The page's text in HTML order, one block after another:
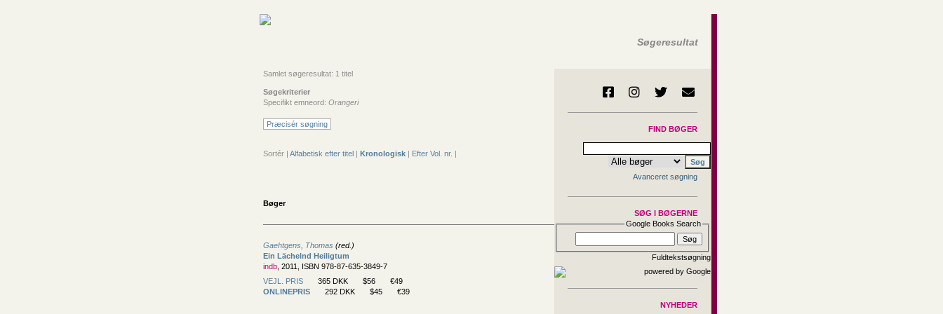
Søgeresultat
Samlet søgeresultat: 1 titel
Søgekriterier
Specifikt emneord: Orangeri
Præcisér søgning
Sortér | Alfabetisk efter titel | Kronologisk | Efter Vol. nr. |
Bøger
Gaehtgens, Thomas (red.)
Ein Lächelnd Heiligtum
indb , 2011, ISBN 978-87-635-3849-7
VEJL. PRIS
365 DKK $56
€49
ONLINEPRIS
292 DKK $45 €39
FIND BØGER
Avanceret søgning
SØG I BØGERNE
Google Books Search
Fuldtekstsøgning
NYHEDER